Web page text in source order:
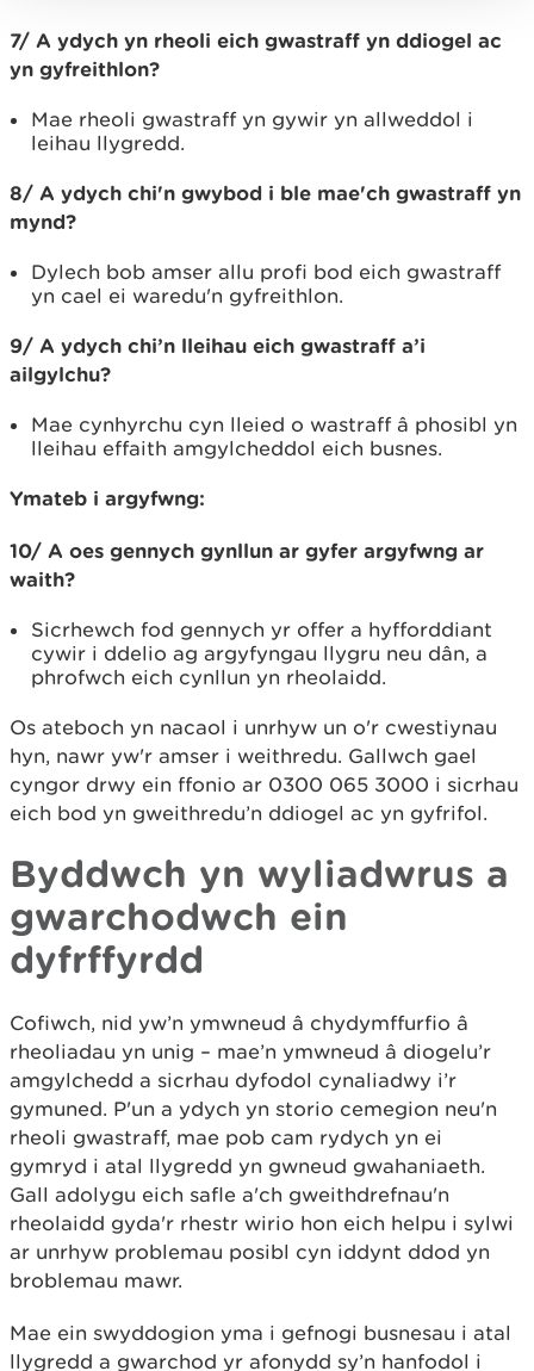
7/ A ydych yn rheoli eich gwastraff yn ddiogel ac
yn gyfreithlon?
Mae rheoli gwastraff yn gywir yn allweddol i
leihau llygredd.
8/ A ydych chi'n gwybod i ble mae'ch gwastraff yn
mynd?
Dylech bob amser allu profi bod eich gwastraff
yn cael ei waredu'n gyfreithlon.
9/ A ydych chi’n lleihau eich gwastraff a’i
ailgylchu?
Mae cynhyrchu cyn lleied o wastraff â phosibl yn
lleihau effaith amgylcheddol eich busnes.
Ymateb i argyfwng:
10/ A oes gennych gynllun ar gyfer argyfwng ar
waith?
Sicrhewch fod gennych yr offer a hyfforddiant
cywir i ddelio ag argyfyngau llygru neu dân, a
phrofwch eich cynllun yn rheolaidd.
Os ateboch yn nacaol i unrhyw un o'r cwestiynau
hyn, nawr yw'r amser i weithredu. Gallwch gael
cyngor drwy ein ffonio ar 0300 065 3000 i sicrhau
eich bod yn gweithredu’n ddiogel ac yn gyfrifol.
Byddwch yn wyliadwrus a
gwarchodwch ein
dyfrffyrdd
Cofiwch, nid yw’n ymwneud â chydymffurfio â
rheoliadau yn unig – mae’n ymwneud â diogelu’r
amgylchedd a sicrhau dyfodol cynaliadwy i’r
gymuned. P'un a ydych yn storio cemegion neu'n
rheoli gwastraff, mae pob cam rydych yn ei
gymryd i atal llygredd yn gwneud gwahaniaeth.
Gall adolygu eich safle a'ch gweithdrefnau'n
rheolaidd gyda'r rhestr wirio hon eich helpu i sylwi
ar unrhyw problemau posibl cyn iddynt ddod yn
broblemau mawr.
Mae ein swyddogion yma i gefnogi busnesau i atal
llygredd a gwarchod yr afonydd sy’n hanfodol i